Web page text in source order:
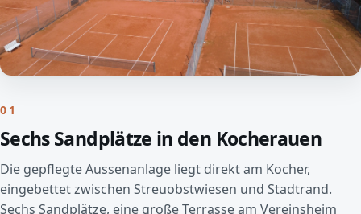
01
Sechs Sandplätze in den Kocherauen
Die gepflegte Aussenanlage liegt direkt am Kocher,
eingebettet zwischen Streuobstwiesen und Stadtrand.
Sechs Sandplätze, eine große Terrasse am Vereinsheim